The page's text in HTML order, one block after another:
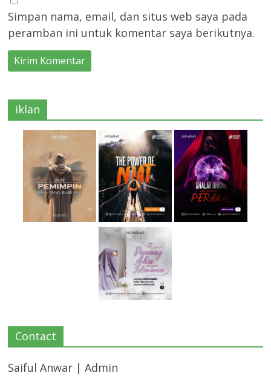
Simpan nama, email, dan situs web saya pada
peramban ini untuk komentar saya berikutnya.
iklan
Contact
Saiful Anwar | Admin